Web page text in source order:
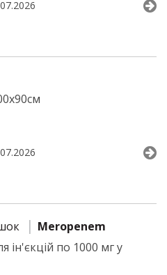
Meropenem
ін'єкцій по 1000 мг у